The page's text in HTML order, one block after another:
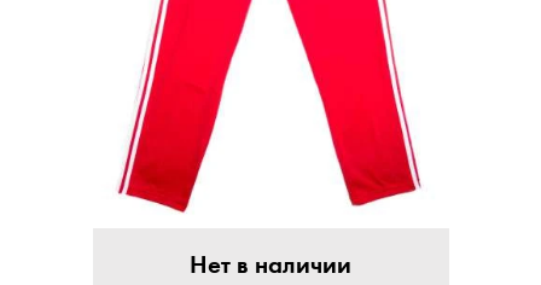
Нет в наличии